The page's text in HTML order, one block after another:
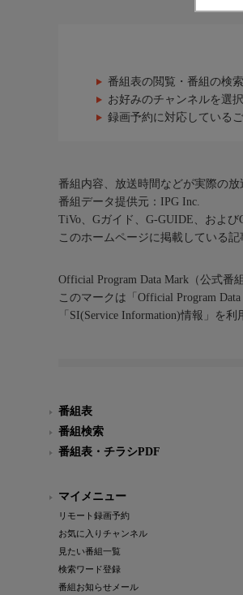
番組表の閲覧・番組の検
お好みのチャンネルを選
録画予約に対応している
番組内容、放送時間などが実際の
番組データ提供元：IPG Inc.
TiVo、Gガイド、G-GUIDE、およ
このホームページに掲載している
Official Program Data Mark（公式番
このマークは「Official Program
「SI(Service Information)情報」を
番組表
番組検索
番組表・チラシPDF
マイメニュー
リモート録画予約
お気に入りチャンネル
見たい番組一覧
検索ワード登録
番組お知らせメール